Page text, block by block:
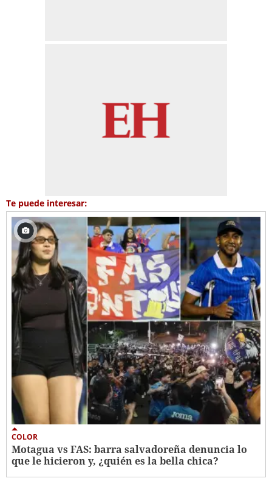
Te puede interesar:
COLOR
Motagua vs FAS: barra salvadoreña denuncia lo
que le hicieron y, ¿quién es la bella chica?